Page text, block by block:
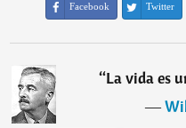
Facebook Twitter
“La vida es
―